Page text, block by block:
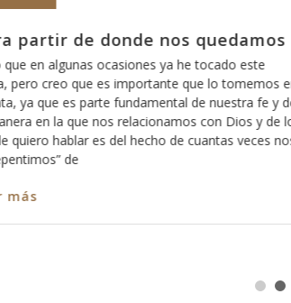
La receta para que el mal nos
de acosar
Es curioso pensar que muchas personas están
esperando de Dios el ser bendecidas y con ello
comprobar la aprobación de Dios hacia sus vidas
alguna manera validar que no son „malas
sin embargo, dejan pasar por alto la instrucción